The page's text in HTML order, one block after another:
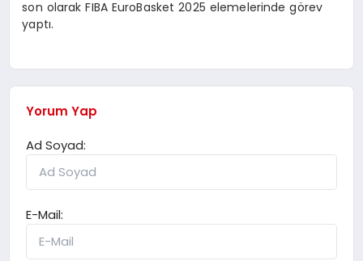
son olarak FIBA EuroBasket 2025 elemelerinde görev
yaptı.
Yorum Yap
Ad Soyad:
E-Mail: